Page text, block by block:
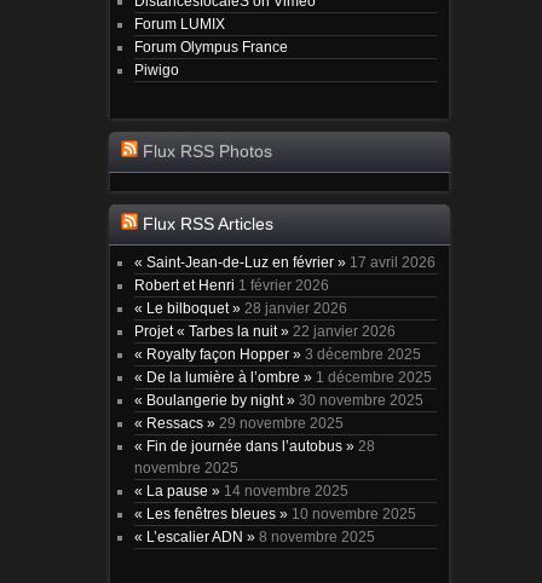
Forum LUMIX
Forum Olympus France
Piwigo
Flux RSS Photos
Flux RSS Articles
« Saint-Jean-de-Luz en février » 17 avril 2026
Robert et Henri 1 février 2026
« Le bilboquet » 28 janvier 2026
Projet « Tarbes la nuit » 22 janvier 2026
« Royalty façon Hopper » 3 décembre 2025
« De la lumière à l’ombre » 1 décembre 2025
« Boulangerie by night » 30 novembre 2025
« Ressacs » 29 novembre 2025
« Fin de journée dans l’autobus » 28
novembre 2025
« La pause » 14 novembre 2025
« Les fenêtres bleues » 10 novembre 2025
« L’escalier ADN » 8 novembre 2025